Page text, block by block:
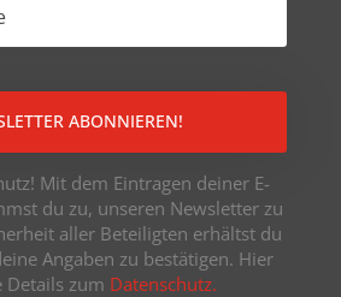
ABONNIEREN!
Mit dem Eintragen deiner E-
du zu, unseren Newsletter zu
aller Beteiligten erhältst du
Angaben zu bestätigen. Hier
Details zum Datenschutz.